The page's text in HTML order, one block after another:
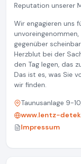
Reputation unserer
Wir engagieren uns
gegenüber
Herzblut bei der
den Tag legen, das
Das ist es, was Sie
wir finden.
Taunusanlage 9-
www.lentz-
Impressum